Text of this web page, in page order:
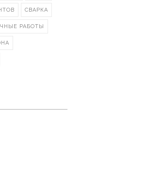
СВАРКА
РАБОТЫ